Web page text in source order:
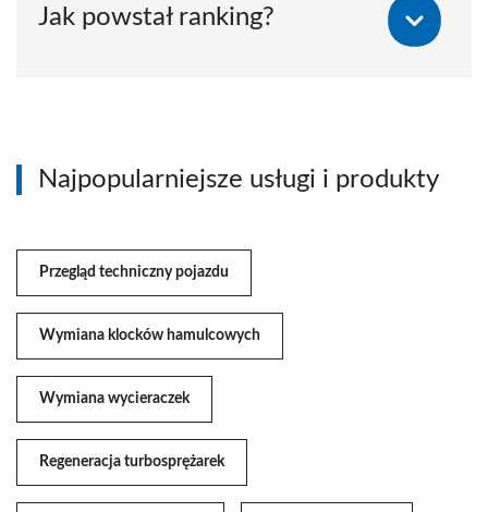
Jak powstał ranking?
Najpopularniejsze usługi i produkty
Przegląd techniczny pojazdu
Wymiana klocków hamulcowych
Wymiana wycieraczek
Regeneracja turbosprężarek